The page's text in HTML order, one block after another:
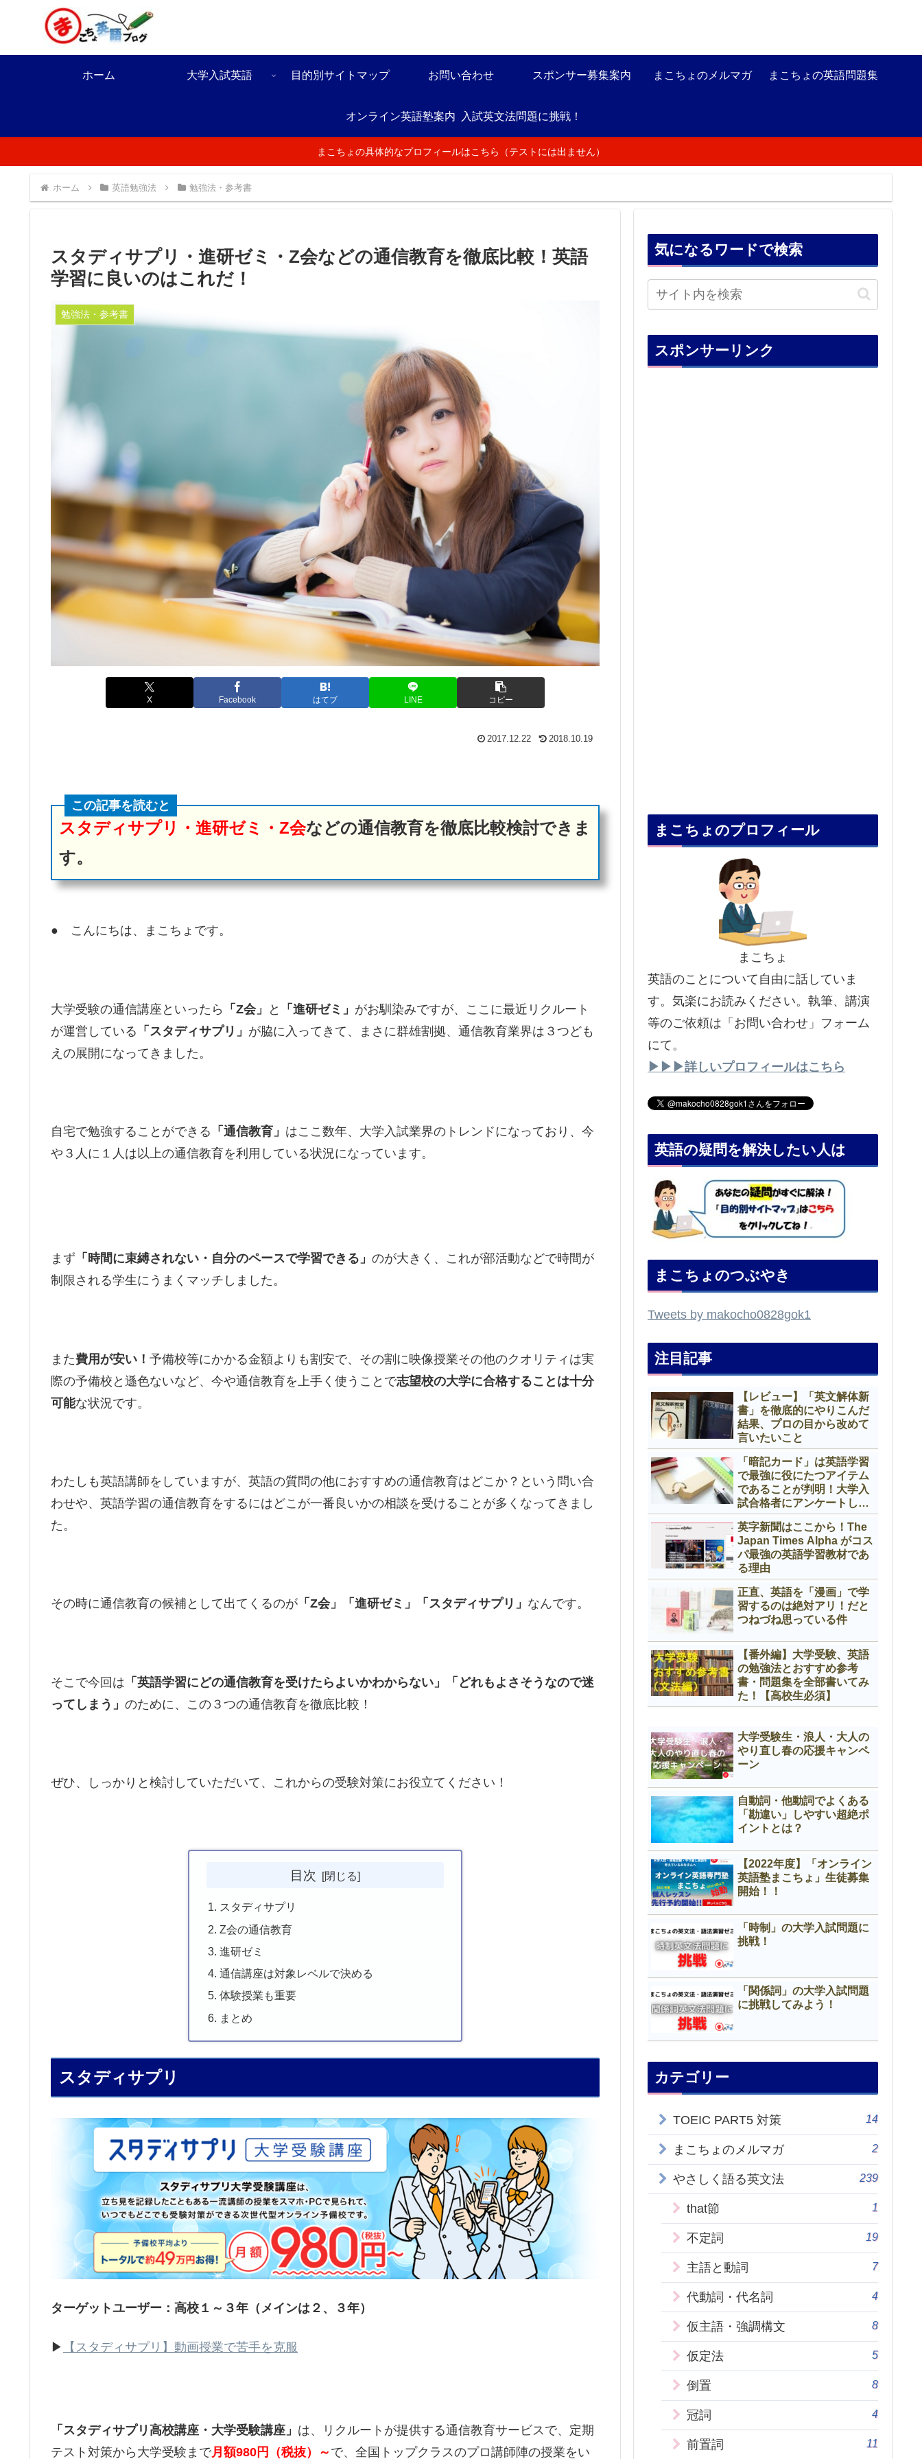
ホーム 大学入試英語 目的別サイトマップ お問い合わせ スポンサー募集案内 まこちょのメルマガ まこちょの英語問題集
オンライン英語塾案内 入試英文法問題に挑戦！
まこちょの具体的なプロフィールはこちら（テストには出ません）
ホーム 英語勉強法 勉強法・参考書
スタディサプリ・進研ゼミ・Z会などの通信教育を徹底比較！英語
学習に良いのはこれだ！
勉強法・参考書
X Facebook はてブ LINE コピー
2017.12.22 2018.10.19
この記事を読むと
スタディサプリ・進研ゼミ・Z会などの通信教育を徹底比較検討できま
す。
● こんにちは、まこちょです。
大学受験の通信講座といったら 「Z会」 と 「進研ゼミ」 がお馴染みですが、ここに最近リクルート
が運営している 「スタディサプリ」 が脇に入ってきて、まさに群雄割拠、通信教育業界は３つども
えの展開になってきました。
自宅で勉強することができる 「通信教育」 はここ数年、大学入試業界のトレンドになっており、今
や３人に１人は以上の通信教育を利用している状況になっています。
まず 「時間に束縛されない・自分のペースで学習できる」 のが大きく、これが部活動などで時間が
制限される学生にうまくマッチしました。
また費用が安い！ 予備校等にかかる金額よりも割安で、その割に映像授業その他のクオリティは実
際の予備校と遜色ないなど、今や通信教育を上手く使うことで志望校の大学に合格することは十分
可能な状況です。
わたしも英語講師をしていますが、英語の質問の他におすすめの通信教育はどこか？という問い合
わせや、英語学習の通信教育をするにはどこが一番良いかの相談を受けることが多くなってきまし
た。
その時に通信教育の候補として出てくるのが 「Z会」「進研ゼミ」「スタディサプリ」 なんです。
そこで今回は 「英語学習にどの通信教育を受けたらよいかわからない」「どれもよさそうなので迷
ってしまう」 のために、この３つの通信教育を徹底比較！
ぜひ、しっかりと検討していただいて、これからの受験対策にお役立てください！
目次
スタディサプリ
Z会の通信教育
進研ゼミ
通信講座は対象レベルで決める
体験授業も重要
まとめ
スタディサプリ
ターゲットユーザー：高校１～３年（メインは２、３年）
▶ 【スタディサプリ】動画授業で苦手を克服
「スタディサプリ高校講座・大学受験講座」 は、リクルートが提供する通信教育サービスで、定期
テスト対策から大学受験まで月額980円（税抜）～ で、全国トップクラスのプロ講師陣の授業をい
気になるワードで検索
スポンサーリンク
まこちょのプロフィール
まこちょ
英語のことについて自由に話していま
す。気楽にお読みください。執筆、講演
等のご依頼は「お問い合わせ」フォーム
にて。
▶▶▶詳しいプロフィールはこちら
英語の疑問を解決したい人は
まこちょのつぶやき
Tweets by makocho0828gok1
注目記事
【レビュー】「英文解体新
書」を徹底的にやりこんだ
結果、プロの目から改めて
言いたいこと
「暗記カード」は英語学習
で最強に役にたつアイテム
であることが判明！大学入
試合格者にアンケートして
みたよ
英字新聞はここから！The
Japan Times Alpha がコス
パ最強の英語学習教材であ
る理由
正直、英語を「漫画」で学
習するのは絶対アリ！だと
つねづね思っている件
【番外編】大学受験、英語
の勉強法とおすすめ参考
書・問題集を全部書いてみ
た！【高校生必須】
大学受験生・浪人・大人の
やり直し春の応援キャンペ
ーン
自動詞・他動詞でよくある
「勘違い」しやすい超絶ポ
イントとは？
【2022年度】「オンライン
英語塾まこちょ」生徒募集
開始！！
「時制」の大学入試問題に
挑戦！
「関係詞」の大学入試問題
に挑戦してみよう！
カテゴリー
TOEIC PART5 対策 14
まこちょのメルマガ 2
やさしく語る英文法 239
that節 1
不定詞 19
主語と動詞 7
代動詞・代名詞 4
仮主語・強調構文 8
仮定法 5
倒置 8
冠詞 4
前置詞 11